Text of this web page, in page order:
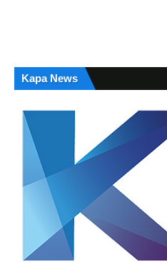
Kapa News